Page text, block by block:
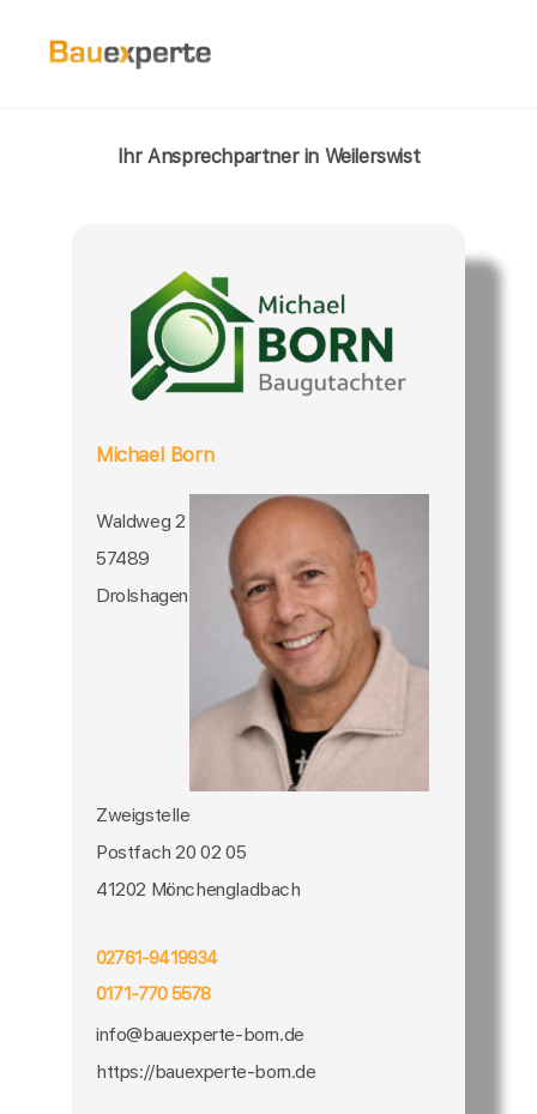
Ihr Ansprechpartner in Weilerswist
Michael Born
Waldweg 2
57489
Drolshagen
Zweigstelle
Postfach 20 02 05
41202 Mönchengladbach
02761-9419934
0171-770 5578
info@bauexperte-born.de
https://bauexperte-born.de